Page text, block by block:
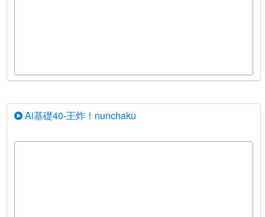
Ai基礎40-王炸！nunchaku